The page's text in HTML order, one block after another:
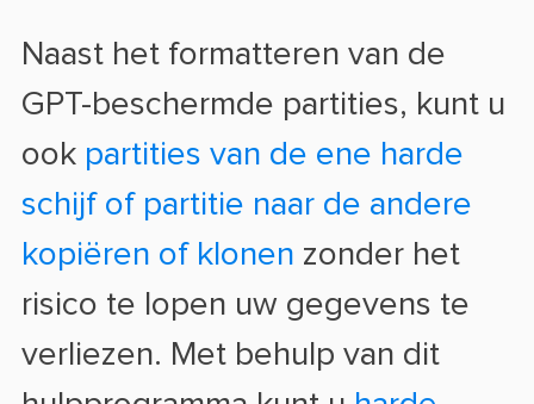
Naast het formatteren van de
GPT-beschermde partities, kunt u
ook partities van de ene harde
schijf of partitie naar de andere
kopiëren of klonen zonder het
risico te lopen uw gegevens te
verliezen. Met behulp van dit